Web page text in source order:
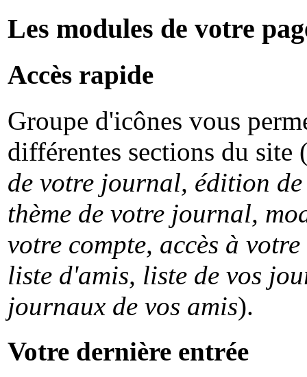
Les modules de votre
Accès rapide
Groupe d'icônes vous
différentes sections du site
de votre journal, édition
thème de votre journal,
votre compte, accès à
liste d'amis, liste de vos
journaux de vos amis).
Votre dernière entrée